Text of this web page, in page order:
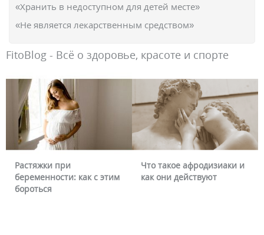
«Хранить в недоступном для детей месте»
«Не является лекарственным средством»
FitoBlog - Всё о здоровье, красоте и спорте
Растяжки при
беременности: как с этим
бороться
Что такое афродизиаки и
как они действуют